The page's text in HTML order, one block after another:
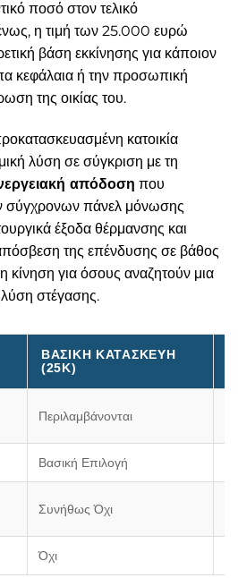
ποσό στον τελικό
η τιμή των 25.000 ευρώ
βάση εκκίνησης για κάποιον
κεφάλαια ή την προσωπική
της οικίας του.
κατοικία
λύση σε σύγκριση με τη
απόδοση που
σύγχρονων πάνελ μόνωσης
έξοδα θέρμανσης και
της επένδυσης σε βάθος
κίνηση για όσους αναζητούν μια
στέγασης.
ΒΑΣΙΚΉ ΚΑΤΑΣΚΕΥΉ
(25K)
Περιλαμβάνονται
Βασική Επιλογή
Συνήθως Όχι
Όχι